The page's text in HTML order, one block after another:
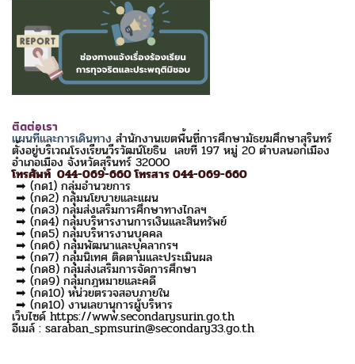
ติดต่อเรา
แผนที่และการเดินทางสำนักงานเขตพื้นที่การศึกษามัธยมศึกษาสุรินทร์
ตั้งอยู่บริเวณโรงเรียนวีรวัฒน์โยธิน เลขที่ 197 หมู่ 20 ตำบลนอกเมือง
อำเภอเมือง จังหวัดสุรินทร์ 32000
โทรศัพท์ 044-069-660 โทรสาร 044-069-660
➡ (กด1) กลุ่มอำนวยการ
➡ (กด2) กลุ่มนโยบายและแผน
➡ (กด3) กลุ่มส่งเสริมการศึกษาทางไกลฯ
➡ (กด4) กลุ่มบริหารงานการเงินและสินทรัพย์
➡ (กด5) กลุ่มบริหารงานบุคคล
➡ (กด6) กลุ่มพัฒนาและบุคลากรฯ
➡ (กด7) กลุ่มนิเทศ ติดตามและประเมินผล
➡ (กด8) กลุ่มส่งเสริมการจัดการศึกษา
➡ (กด9) กลุ่มกฎหมายและคดี
➡ (กด10) หน่วยตรวจสอบภายใน
➡ (กด10) งานเลขานุการผู้บริหาร
เว็บไซด์ https://www.secondarysurin.go.th
อีเมล์ : saraban_spmsurin@secondary33.go.th